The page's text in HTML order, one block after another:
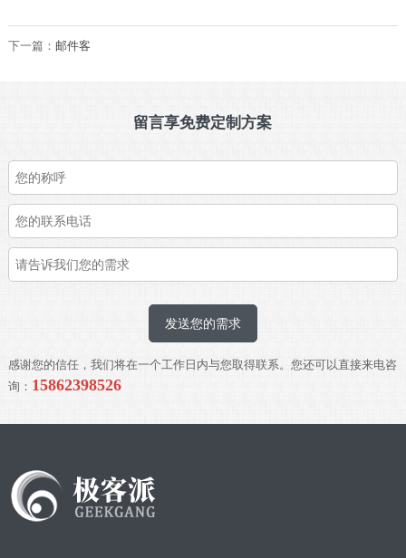
下一篇： 邮件客
留言享免费定制方案
发送您的需求
感谢您的信任，我们将在一个工作日内与您取得联系。您还可以直接来电咨
询： 15862398526